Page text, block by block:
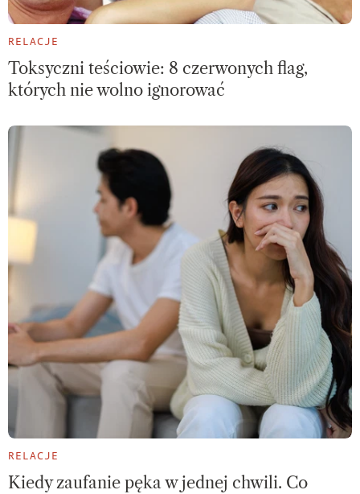
RELACJE
Toksyczni teściowie: 8 czerwonych flag,
których nie wolno ignorować
RELACJE
Kiedy zaufanie pęka w jednej chwili. Co